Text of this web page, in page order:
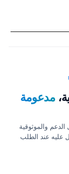
مدعومة
والموثوقية
هذا ما تحصل عليه عند الطلب